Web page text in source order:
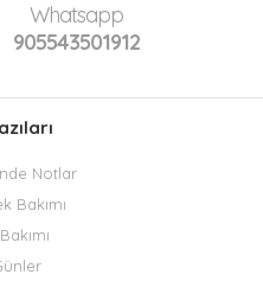
Whatsapp
905543501912
Notlar
Bakımı